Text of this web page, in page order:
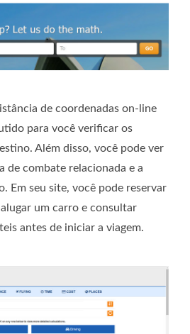
de coordenadas on-line
para você verificar os
Além disso, você pode ver
de combate relacionada e a
Em seu site, você pode reservar
um carro e consultar
antes de iniciar a viagem.